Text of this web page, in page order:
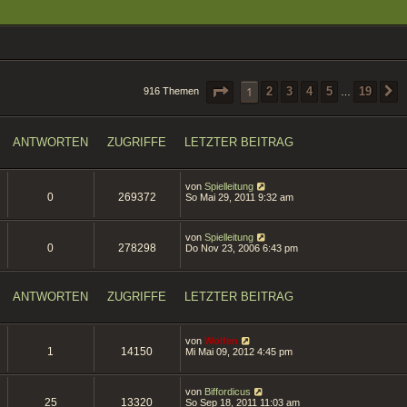
916 Themen SEITE1 VON19
1 2 3 4 5 19
ANTWORTEN ZUGRIFFE LETZTER BEITRAG
0 269372
von Spielleitung
So Mai 29, 2011 9:32 am
0 278298
von Spielleitung
Do Nov 23, 2006 6:43 pm
ANTWORTEN ZUGRIFFE LETZTER BEITRAG
1 14150
von Wolfen
Mi Mai 09, 2012 4:45 pm
25 13320
von Biffordicus
So Sep 18, 2011 11:03 am